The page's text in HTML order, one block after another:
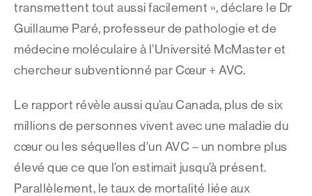
transmettent tout aussi facilement », déclare le Dr
Guillaume Paré, professeur de pathologie et de
médecine moléculaire à l’Université McMaster et
chercheur subventionné par Cœur + AVC.
Le rapport révèle aussi qu’au Canada, plus de six
millions de personnes vivent avec une maladie du
cœur ou les séquelles d’un AVC – un nombre plus
élevé que ce que l’on estimait jusqu’à présent.
Parallèlement, le taux de mortalité liée aux